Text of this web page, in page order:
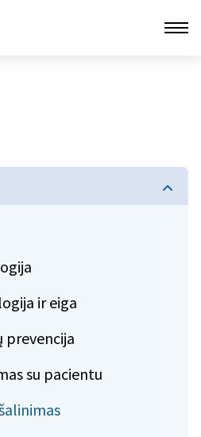
ir eiga
prevencija
su pacientu